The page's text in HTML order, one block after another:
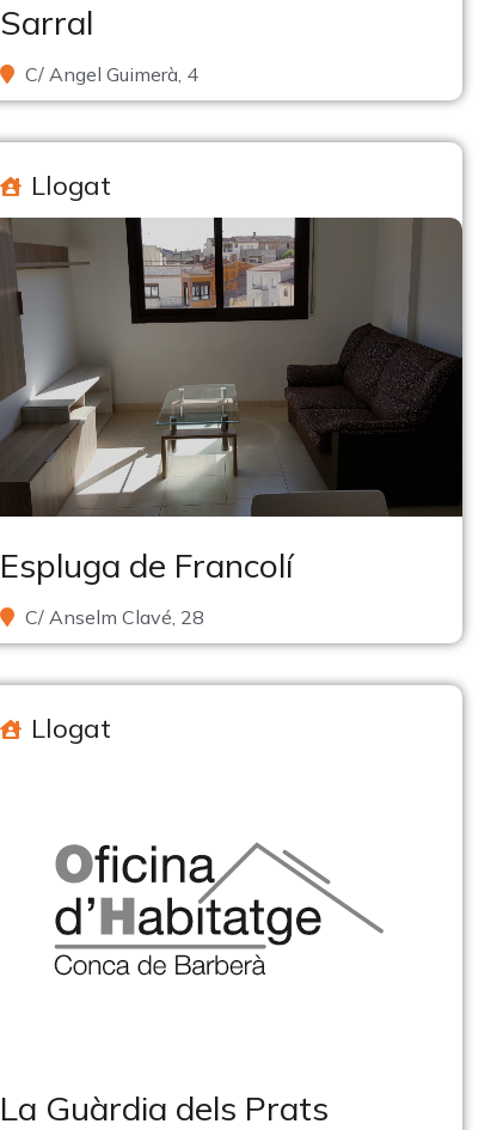
Sarral
C/ Angel Guimerà, 4
Llogat
Espluga de Francolí
C/ Anselm Clavé, 28
Llogat
La Guàrdia dels Prats